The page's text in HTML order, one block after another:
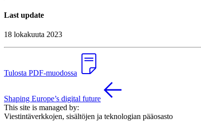
Last update
18 lokakuuta 2023
Tulosta PDF-muodossa
Shaping Europe’s digital future
This site is managed by:
Viestintäverkkojen, sisältöjen ja teknologian pääosasto